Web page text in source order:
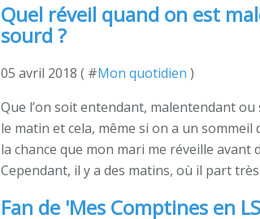
Quel réveil quand on est
sourd ?
05 avril 2018 ( #Mon quotidien )
Que l’on soit entendant, malentendant
le matin et cela, même si on a un sommeil
la chance que mon mari me réveille avant
Cependant, il y a des matins, où il part
Fan de 'Mes Comptines en